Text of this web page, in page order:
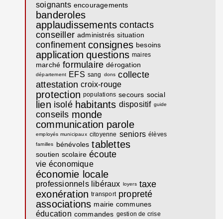
soignants encouragements
banderoles
applaudissements contacts
conseiller administrés situation
confinement consignes besoins
application questions maires
marché formulaire dérogation
département EFS sang dons collecte
attestation croix-rouge
protection populations secours social
lien isolé habitants dispositif guide
conseils monde
communication parole
employés municipaux citoyenne seniors élèves
familles bénévoles tablettes
soutien scolaire écoute
vie économique
économie locale
professionnels libéraux loyers taxe
exonération transport propreté
associations mairie communes
éducation commandes gestion de crise